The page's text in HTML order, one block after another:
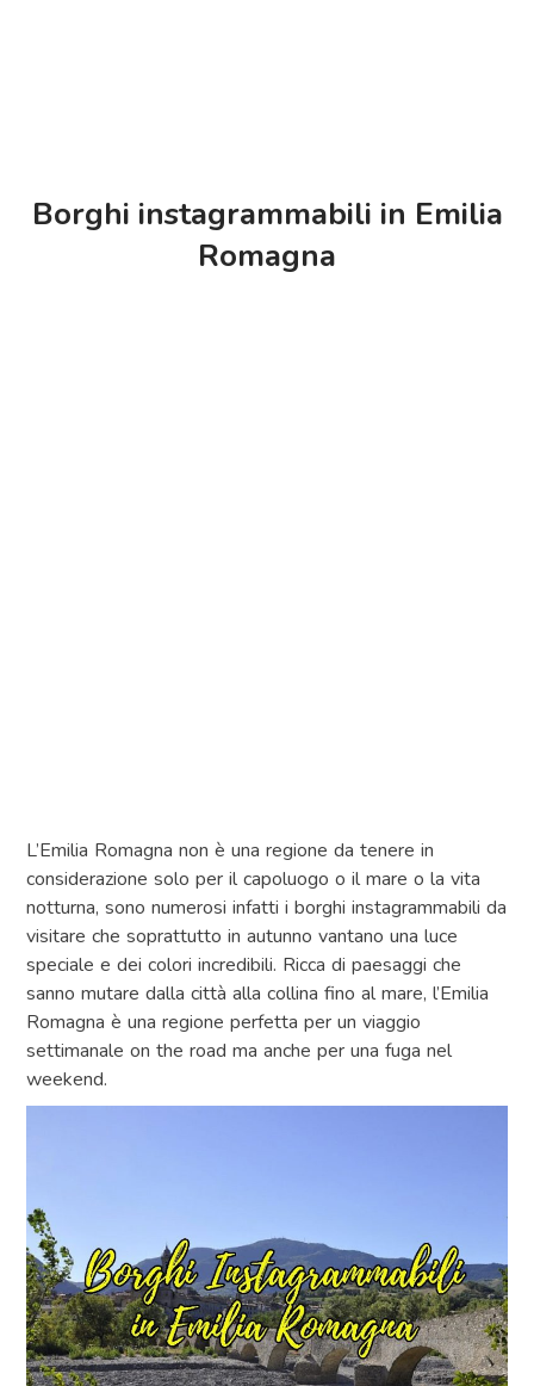
Borghi instagrammabili in Emilia
Romagna
L’Emilia Romagna non è una regione da tenere in
considerazione solo per il capoluogo o il mare o la vita
notturna, sono numerosi infatti i borghi instagrammabili da
visitare che soprattutto in autunno vantano una luce
speciale e dei colori incredibili. Ricca di paesaggi che
sanno mutare dalla città alla collina fino al mare, l’Emilia
Romagna è una regione perfetta per un viaggio
settimanale on the road ma anche per una fuga nel
weekend.